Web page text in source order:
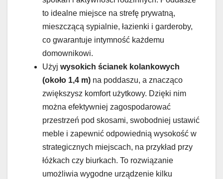
to idealne miejsce na strefę prywatną,
mieszczącą sypialnie, łazienki i garderoby,
co gwarantuje intymność każdemu
domownikowi.
Użyj wysokich ścianek kolankowych
(około 1,4 m) na poddaszu, a znacząco
zwiększysz komfort użytkowy. Dzięki nim
można efektywniej zagospodarować
przestrzeń pod skosami, swobodniej ustawić
meble i zapewnić odpowiednią wysokość w
strategicznych miejscach, na przykład przy
łóżkach czy biurkach. To rozwiązanie
umożliwia wygodne urządzenie kilku